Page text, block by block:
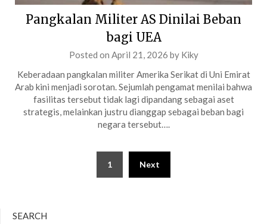
Pangkalan Militer AS Dinilai Beban
bagi UEA
Posted on April 21, 2026 by Kiky
Keberadaan pangkalan militer Amerika Serikat di Uni Emirat
Arab kini menjadi sorotan. Sejumlah pengamat menilai bahwa
fasilitas tersebut tidak lagi dipandang sebagai aset
strategis, melainkan justru dianggap sebagai beban bagi
negara tersebut….
1 Next
SEARCH